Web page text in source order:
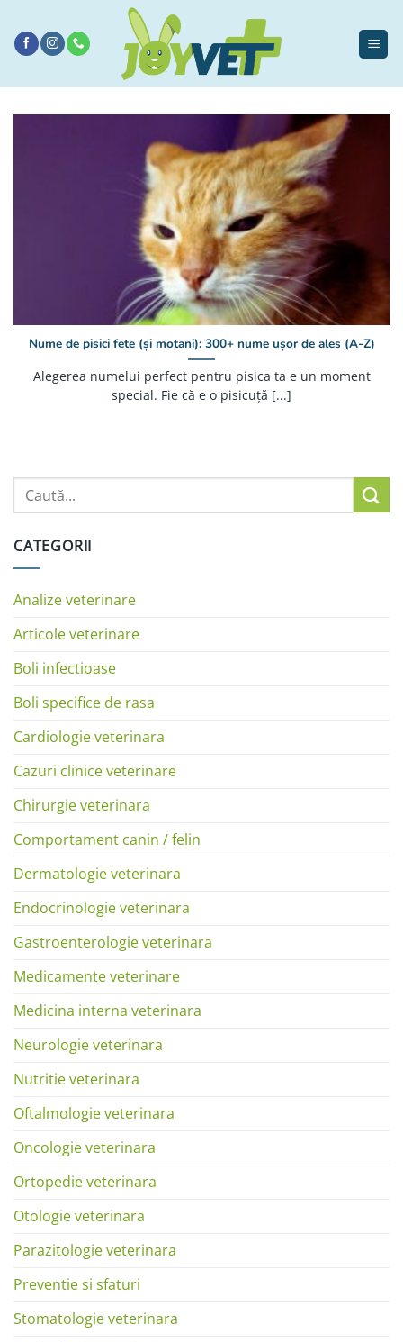
conținut
CATEGORII
Analize veterinare
Articole veterinare
Boli infectioase
Boli specifice de rasa
Cardiologie veterinara
Cazuri clinice veterinare
Chirurgie veterinara
Comportament canin / felin
Dermatologie veterinara
Endocrinologie veterinara
Gastroenterologie veterinara
Medicamente veterinare
Medicina interna veterinara
Neurologie veterinara
Nutritie veterinara
Oftalmologie veterinara
Oncologie veterinara
Ortopedie veterinara
Otologie veterinara
Parazitologie veterinara
Preventie si sfaturi
Stomatologie veterinara
Nume de pisici fete (și motani): 300+ nume ușor de ales (A-Z)
Alegerea numelui perfect pentru pisica ta e un moment
special. Fie că e o pisicuță [...]